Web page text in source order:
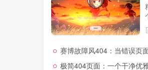
赛博故障风404：当错误页面变
极简404页面：一个干净优雅